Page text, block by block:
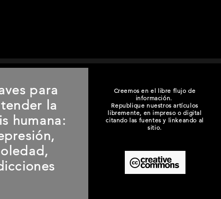
para
la
humana:
Creemos en el libre flujo de
información.
Republique nuestros artículos
libremente, en impreso o digital
citando las fuentes y linkeando al
sitio.